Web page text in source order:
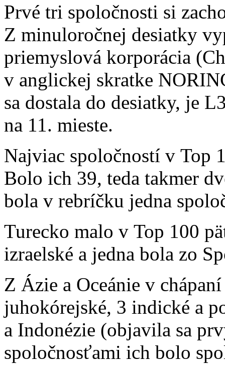
Prvé tri spoločnosti si
Z minuloročnej desiatky
priemyslová korporácia
v anglickej skratke
sa dostala do desiatky, je
na 11. mieste.
Najviac spoločností v Top
Bolo ich 39, teda takmer
bola v rebríčku jedna
Turecko malo v Top 100
izraelské a jedna bola zo
Z Ázie a Oceánie v
juhokórejské, 3 indické a
a Indonézie (objavila sa
spoločnosťami ich bolo